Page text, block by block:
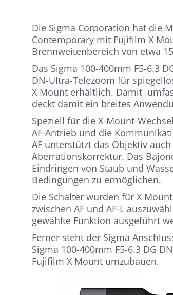
Die Sigma Corporation hat die
Contemporary mit Fujifilm X
Brennweitenbereich von etwa
Das Sigma 100-400mm F5-6.3
DN-Ultra-Telezoom für
X Mount erhältlich. Damit
deckt damit ein breites
Speziell für die X-Mount-
AF-Antrieb und die
AF unterstützt das Objektiv
Aberrationskorrektur. Das
Eindringen von Staub und
Bedingungen zu ermöglichen.
Die Schalter wurden für X
zwischen AF und AF-L
gewählte Funktion ausgeführt
Ferner steht der Sigma
Sigma 100-400mm F5-6.3 DG
Fujifilm X Mount umzubauen.